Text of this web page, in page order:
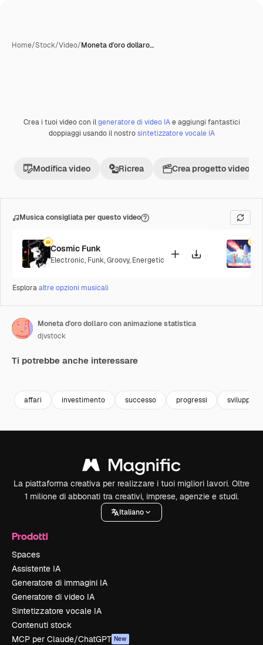
Home/Stock/Video/Moneta d'oro dollaro…
Premium
Crea i tuoi video con ilgeneratore di video IAe aggiungi fantastici
doppiaggi usando il nostrosintetizzatore vocale IA
Modifica video Ricrea Crea progetto video
Musica consigliata per questo video
Cosmic Funk
Electronic, Funk,Groovy, Energetic
Esploraaltre opzioni musicali
Moneta d'oro dollaro con animazione statistica
djvstock
Ti potrebbe anche interessare
affari investimento successo progressi sviluppo
La piattaforma creativa per realizzare i tuoi migliori lavori. Oltre
1 milione di abbonati tra creativi, imprese, agenzie e studi.
Italiano
Prodotti
Spaces
Assistente IA
Generatore di immagini IA
Generatore di video IA
Sintetizzatore vocale IA
Contenuti stock
MCP per Claude/ChatGPT New